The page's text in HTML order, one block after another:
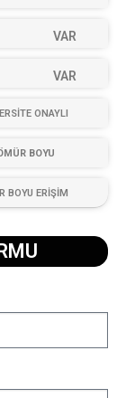
VAR
VAR
ONAYLI
BOYU
BOYU ERİŞİM